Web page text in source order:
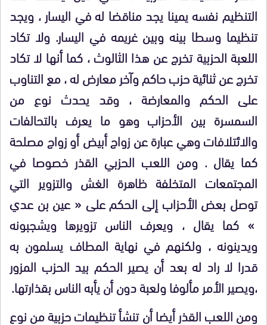
التنظيم نفسه يمينا يجد مناقضا له في اليسار ، ويجد
تنظيما وسطا بينه وبين غريمه في اليسار. ولا تكاد
اللعبة الحزبية تخرج عن هذا الثالوث ، كما أنها لا تكاد
تخرج عن ثنائية حزب حاكم وآخر معارض له ، مع التناوب
على الحكم والمعارضة ، وقد يحدث نوع من
السمسرة بين الأحزاب وهو ما يعرف بالتحالفات
والائتلافات وهي عبارة عن زواج أبيض أو زواج مصلحة
كما يقال . ومن اللعب الحزبي القذر خصوصا في
المجتمعات المتخلفة ظاهرة الغش والتزوير التي
توصل بعض الأحزاب إلى الحكم على « عين بن عدي
» كما يقال ، ويعرف الناس تزويرها ويشجبونه
ويدينونه ، ولكنهم في نهاية المطاف يسلمون به
قدرا لا راد له بعد أن يصير الحكم بيد الحزب المزور
،ويصير الأمر مألوفا ولعبة دون أن يأبه الناس بقذارتها.
ومن اللعب القذرأيضا أن تنشأ تنظيمات حزبية من نوع